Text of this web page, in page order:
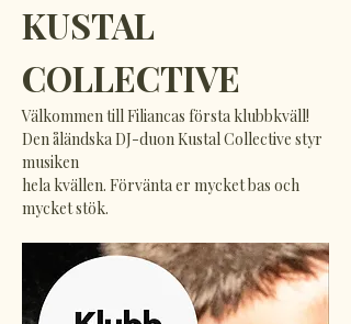
KUSTAL
COLLECTIVE
Välkommen till Filiancas första klubbkväll!
Den åländska DJ-duon Kustal Collective styr
musiken
hela kvällen. Förvänta er mycket bas och
mycket stök.